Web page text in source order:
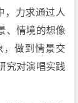
，力求通过人
、情境的想像
，做到情景交
究对演唱实践